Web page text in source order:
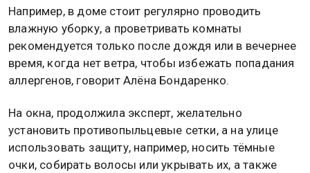
Например, в доме стоит регулярно проводить
влажную уборку, а проветривать комнаты
рекомендуется только после дождя или в вечернее
время, когда нет ветра, чтобы избежать попадания
аллергенов, говорит Алёна Бондаренко.
На окна, продолжила эксперт, желательно
установить противопыльцевые сетки, а на улице
использовать защиту, например, носить тёмные
очки, собирать волосы или укрывать их, а также